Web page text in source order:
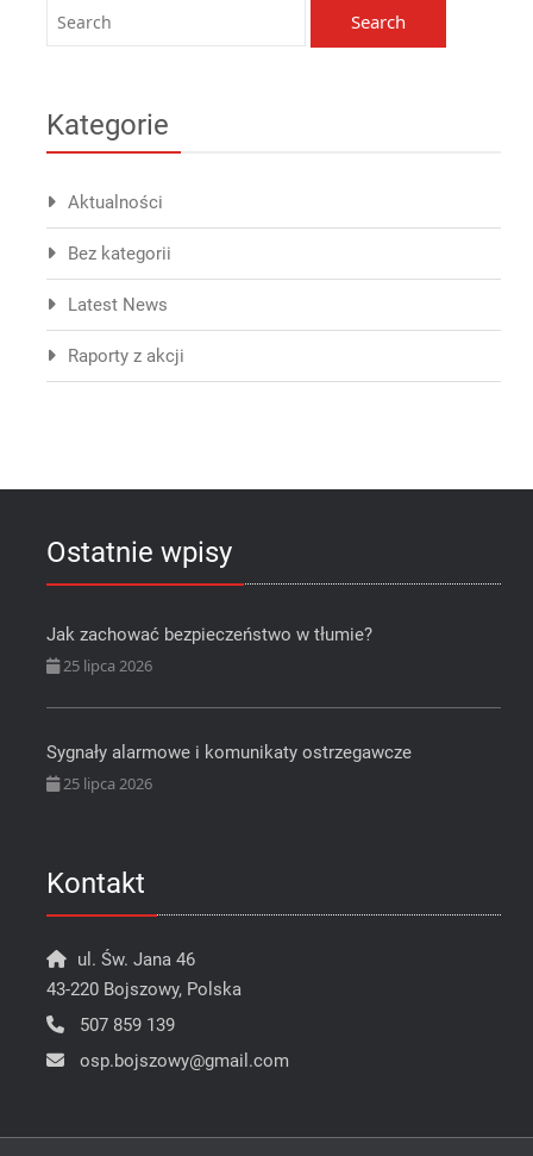
Kategorie
Aktualności
Bez kategorii
Latest News
Raporty z akcji
Ostatnie wpisy
Jak zachować bezpieczeństwo w tłumie?
25 lipca 2026
Sygnały alarmowe i komunikaty ostrzegawcze
25 lipca 2026
Kontakt
ul. Św. Jana 46
43-220 Bojszowy, Polska
507 859 139
osp.bojszowy@gmail.com